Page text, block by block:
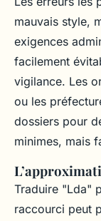
mauvais style,
exigences
facilement
vigilance. Les
ou les
dossiers pour
minimes, mais
Traduire "Lda"
raccourci peut